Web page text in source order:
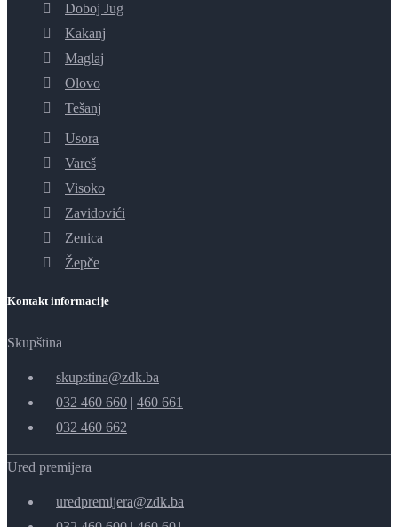
Doboj Jug
Kakanj
Maglaj
Olovo
Tešanj
Usora
Vareš
Visoko
Zavidovići
Zenica
Žepče
Kontakt informacije
Skupština
skupstina@zdk.ba
032 460 660 | 460 661
032 460 662
Ured premijera
uredpremijera@zdk.ba